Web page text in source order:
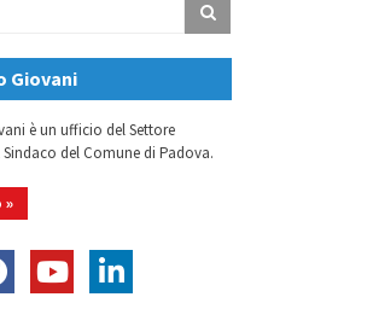
Giovani
è un ufficio del Settore
del Comune di Padova.
»